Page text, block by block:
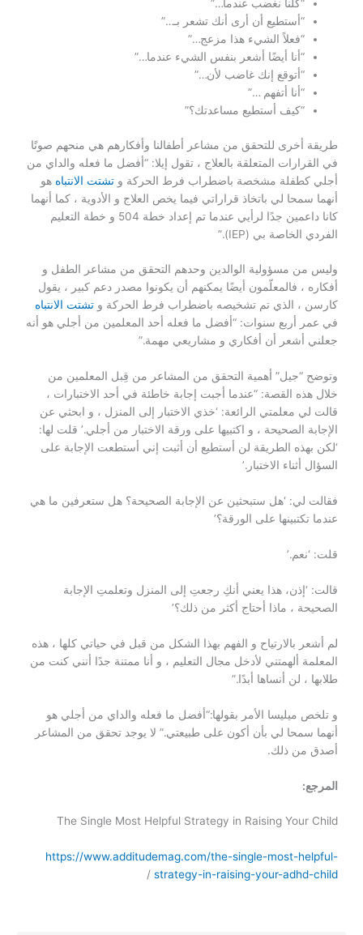
“كلنا نغضب عندما…”
“أستطيع أن أرى أنك تشعر بـ…”
“فعلاً الشيء هذا مزعج…”
“أنا أيضًا أشعر بنفس الشيء عندما…”
“أتوقع إنك غاضب لأن…”
“أنا أتفهم …”
“كيف أستطيع مساعدتك؟”
طريقة أخرى للتحقق من مشاعر أطفالنا وأفكارهم هي منحهم صوتًا
في القرارات المتعلقة بالعلاج ، تقول إيلا: “أفضل ما فعله والداي من
أجلي كطفلة مشخصة باضطراب فرط الحركة وتشتت الانتباه هو
أنهما سمحا لي باتخاذ قراراتي فيما يخص العلاج و الأدوية ، كما أنهما
كانا داعمين جدًا لرأيي عندما تم إعداد خطة 504 و خطة التعليم
الفردي الخاصة بي (IEP).”
وليس من مسؤولية الوالدين وحدهم التحقق من مشاعر الطفل و
أفكاره ، فالمعلّمون أيضًا يمكنهم أن يكونوا مصدر دعم كبير ، يقول
كارسن ، الذي تم تشخيصه باضطراب فرط الحركة وتشتت الانتباه
في عمر أربع سنوات: “أفضل ما فعله أحد المعلمين من أجلي هو أنه
جعلني أشعر أن أفكاري و مشاريعي مهمة.”
وتوضح “جيل” أهمية التحقق من المشاعر من قِبل المعلمين من
خلال هذه القصة: “عندما أجبت إجابة خاطئة في أحد الاختبارات ،
قالت لي معلمتي الرائعة: ‘خذي الاختبار إلى المنزل ، و ابحثي عن
الإجابة الصحيحة ، و اكتبيها على ورقة الاختبار من أجلي.’ قلت لها:
‘لكن بهذه الطريقة لن أستطيع أن أثبت إني أستطعت الإجابة على
السؤال أثناء الاختبار.’
فقالت لي: ‘هل ستبحثين عن الإجابة الصحيحة؟ هل ستعرفين ما هي
عندما تكتبينها على الورقة؟’
قلت: ‘نعم.’
قالت: ‘إذن، هذا يعني أنكِ رجعتِ إلى المنزل وتعلمتِ الإجابة
الصحيحة ، ماذا أحتاج أكثر من ذلك؟’
لم أشعر بالارتياح و الفهم بهذا الشكل من قبل في حياتي كلها ، هذه
المعلمة ألهمتني لأدخل مجال التعليم ، و أنا ممتنة جدًا أنني كنت من
طلابها ، لن أنساها أبدًا.”
و تلخص ميليسا الأمر بقولها:“أفضل ما فعله والداي من أجلي هو
أنهما سمحا لي بأن أكون على طبيعتي.” لا يوجد تحقق من المشاعر
أصدق من ذلك.
المرجع:
The Single Most Helpful Strategy in Raising Your Child
https://www.additudemag.com/the-single-most-helpful-
strategy-in-raising-your-adhd-child
/